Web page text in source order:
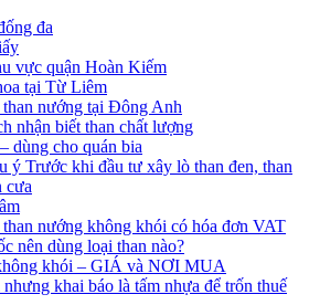
đa
vực quận Hoàn Kiếm
tại Từ Liêm
nướng tại Đông Anh
nhận biết than chất lượng
dùng cho quán bia
ý Trước khi đầu tư xây lò than đen, than
cưa
nướng không khói có hóa đơn VAT
nên dùng loại than nào?
khói – GIÁ và NƠI MUA
khai báo là tấm nhựa để trốn thuế